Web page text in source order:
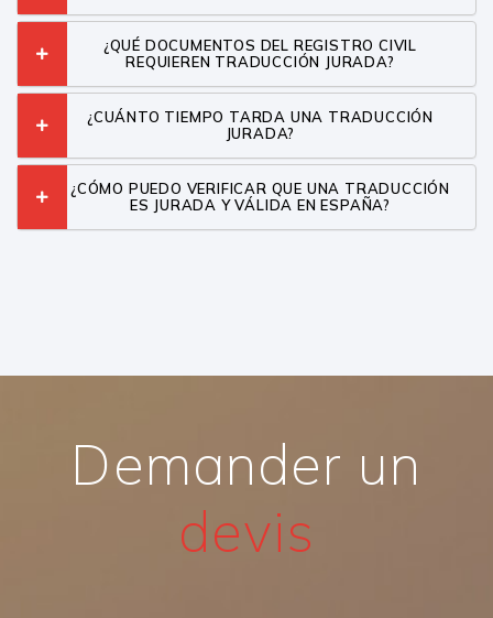
¿QUÉ DOCUMENTOS DEL REGISTRO CIVIL
REQUIEREN TRADUCCIÓN JURADA?
¿CUÁNTO TIEMPO TARDA UNA TRADUCCIÓN
JURADA?
¿CÓMO PUEDO VERIFICAR QUE UNA TRADUCCIÓN
ES JURADA Y VÁLIDA EN ESPAÑA?
Demander un
devis